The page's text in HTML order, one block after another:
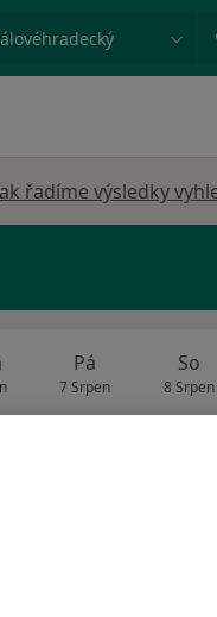
region
řadíme výsledky
Pá
7 Srpen
So
8 Srpen